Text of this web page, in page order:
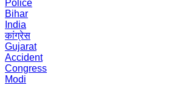
Police
Bihar
India
कांग्रेस
Gujarat
Accident
Congress
Modi